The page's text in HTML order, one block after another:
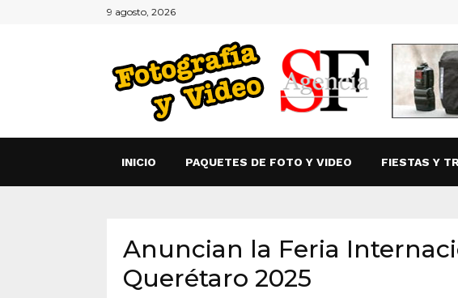
9 agosto, 2026
INICIO PAQUETES DE FOTO Y VIDEO FIESTAS Y
Anuncian la Feria
Querétaro 2025